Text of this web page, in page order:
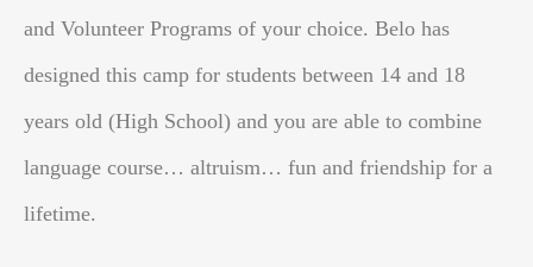
and Volunteer Programs of your choice. Belo has
designed this camp for students between 14 and 18
years old (High School) and you are able to combine
language course… altruism… fun and friendship for a
lifetime.